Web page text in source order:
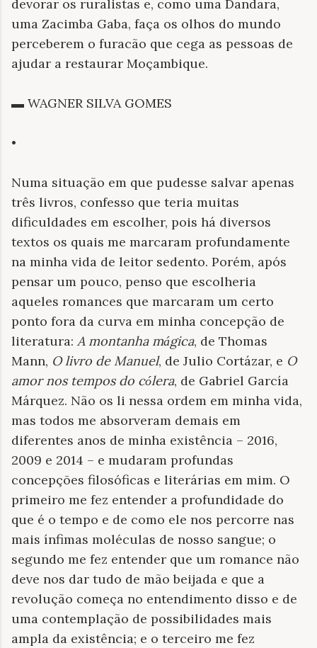
devorar os ruralistas e, como uma Dandara,
uma Zacimba Gaba, faça os olhos do mundo
perceberem o furacão que cega as pessoas de
ajudar a restaurar Moçambique.
▬ WAGNER SILVA GOMES
•
Numa situação em que pudesse salvar apenas
três livros, confesso que teria muitas
dificuldades em escolher, pois há diversos
textos os quais me marcaram profundamente
na minha vida de leitor sedento. Porém, após
pensar um pouco, penso que escolheria
aqueles romances que marcaram um certo
ponto fora da curva em minha concepção de
literatura: A montanha mágica, de Thomas
Mann, O livro de Manuel, de Julio Cortázar, e O
amor nos tempos do cólera, de Gabriel García
Márquez. Não os li nessa ordem em minha vida,
mas todos me absorveram demais em
diferentes anos de minha existência – 2016,
2009 e 2014 – e mudaram profundas
concepções filosóficas e literárias em mim. O
primeiro me fez entender a profundidade do
que é o tempo e de como ele nos percorre nas
mais ínfimas moléculas de nosso sangue; o
segundo me fez entender que um romance não
deve nos dar tudo de mão beijada e que a
revolução começa no entendimento disso e de
uma contemplação de possibilidades mais
ampla da existência; e o terceiro me fez